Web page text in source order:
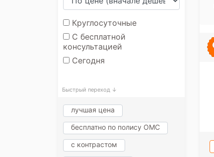
Круглосуточные
С бесплатной
консультацией
Сегодня
Быстрый переход ↓
лучшая цена
бесплатно по полису ОМС
с контрастом